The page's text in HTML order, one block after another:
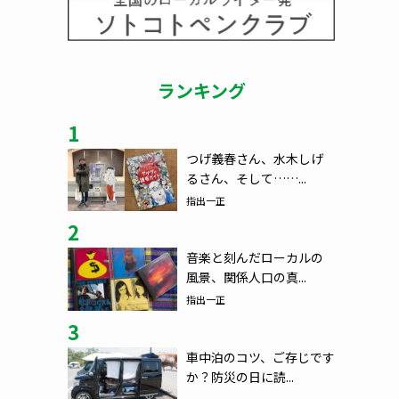
ランキング
1
つげ義春さん、水木しげ
るさん、そして……...
指出一正
2
音楽と刻んだローカルの
風景、関係人口の真...
指出一正
3
車中泊のコツ、ご存じです
か？防災の日に読...